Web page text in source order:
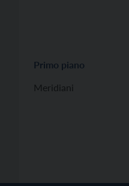
Primo piano
Meridiani